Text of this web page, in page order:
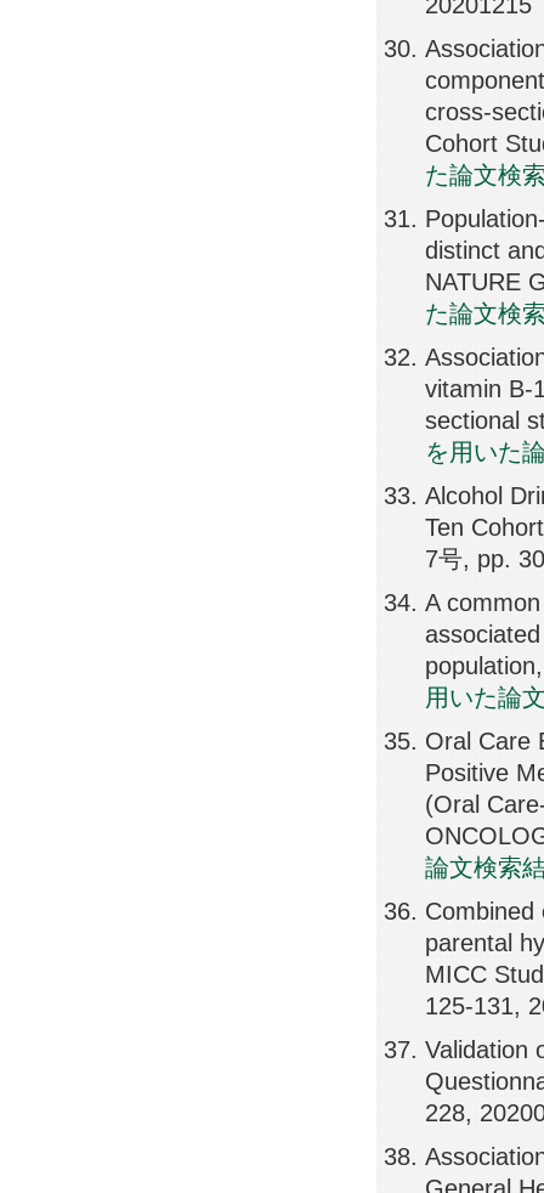
cross-
Cohort
た論文検
distinct
NATURE
た論文検
vitamin B-
sectional
を用いた
Alcohol
Ten
7号, pp.
A
用いた論
Oral Care
Positive
(Oral
論文検索
Combined
parental
MICC
125-131,
Validation
228,